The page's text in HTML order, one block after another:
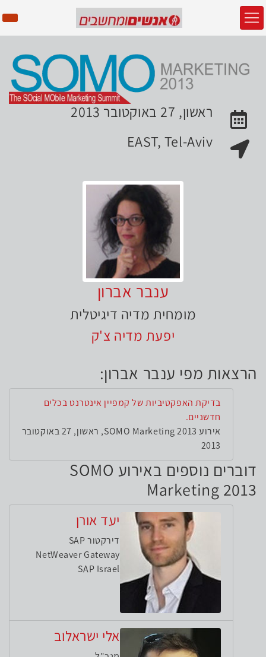
האירוע יתקיים בתאריך
ראשון, 27 באוקטובר 2013
מקום האירוע:
EAST, Tel-Aviv
ענבר אברון
מומחית מדיה דיגיטלית
יפעת מדיה צ'ק
הרצאות מפי ענבר אברון:
בדיקת האפקטיביות של קמפיין אינטרנט בכלים
חדשניים.
אירוע SOMO Marketing 2013, ראשון, 27 באוקטובר
2013
דוברים נוספים באירוע SOMO
Marketing 2013
יעד אורן
דירקטור SAP
NetWeaver Gateway
SAP Israel
אלי ישראלוב